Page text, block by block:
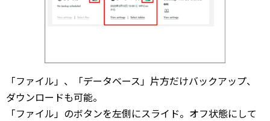
「ファイル」、「データベース」片方だけバックアップ、
ダウンロードも可能。
「ファイル」のボタンを左側にスライド。オフ状態にして